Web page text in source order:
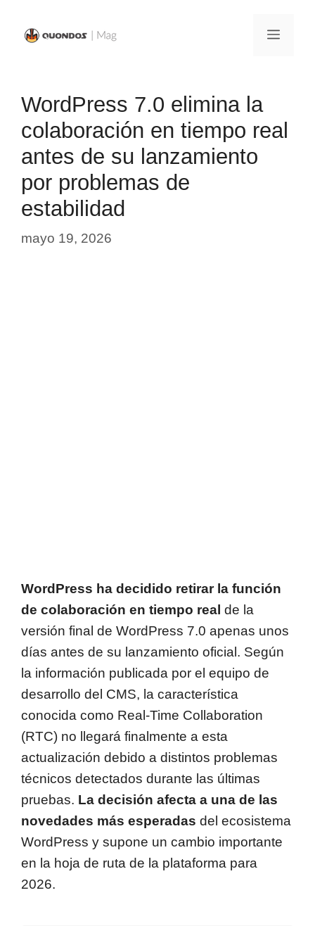
Menú
WordPress 7.0 elimina la
colaboración en tiempo real
antes de su lanzamiento
por problemas de
estabilidad
mayo 19, 2026
WordPress ha decidido retirar la función
de colaboración en tiempo real de la
versión final de WordPress 7.0 apenas unos
días antes de su lanzamiento oficial. Según
la información publicada por el equipo de
desarrollo del CMS, la característica
conocida como Real-Time Collaboration
(RTC) no llegará finalmente a esta
actualización debido a distintos problemas
técnicos detectados durante las últimas
pruebas. La decisión afecta a una de las
novedades más esperadas del ecosistema
WordPress y supone un cambio importante
en la hoja de ruta de la plataforma para
2026.